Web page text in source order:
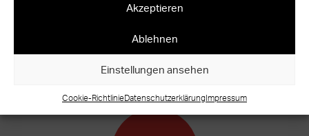
Akzeptieren
Ablehnen
Einstellungen ansehen
Cookie-RichtlinieDatenschutzerklärungImpressum
BEREIT FÜR IHR EIGENES TREPPEN
UNIKAT?
WARUM WARTEN?